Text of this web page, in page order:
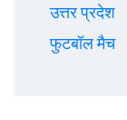
उत्तर प्रदेश
फुटबॉल मैच